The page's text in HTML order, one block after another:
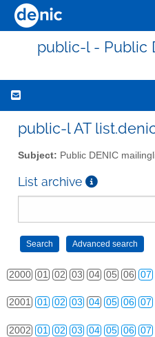
public-l - Public
public-l AT
Subject: Public DENIC
List archive
2000 01 02 03 04 05 06 07
2001 01 02 03 04 05 06 07
2002 01 02 03 04 05 06 07